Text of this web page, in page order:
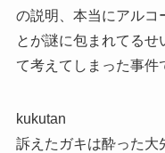
の説明、本当にアルコ
とが謎に包まれてる
て考えてしまった事件
kukutan
訴えたガキは酔った大